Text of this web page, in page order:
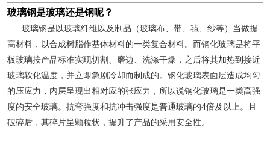
玻璃钢是玻璃还是钢呢？
玻璃钢是以玻璃纤维以及制品（玻璃布、带、毡、纱等）当做提
高材料，以合成树脂作基体材料的一类复合材料。而钢化玻璃是将平
板玻璃按产品标准实现切割、磨边、洗涤干燥，之后将其加热到接近
玻璃软化温度，并立即急剧冷却而制成的。钢化玻璃表面层造成均匀
的压应力，内层呈现出相对应的张应力，所以说钢化玻璃是一类高强
度的安全玻璃。抗弯强度和抗冲击强度是普通玻璃的4倍及以上。且
破碎后，其碎片呈颗粒状，提升了产品的采用安全性。